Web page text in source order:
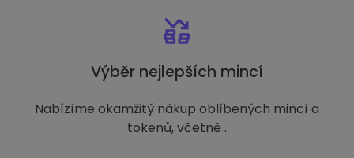
Výběr nejlepších mincí
Nabízíme okamžitý nákup oblíbených mincí a
tokenů, včetně .